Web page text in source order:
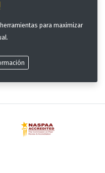
para maximizar